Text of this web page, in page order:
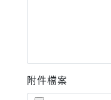
附件檔案